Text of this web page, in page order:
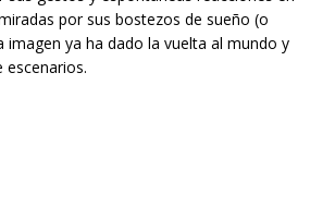
por sus bostezos de sueño (o
ya ha dado la vuelta al mundo y